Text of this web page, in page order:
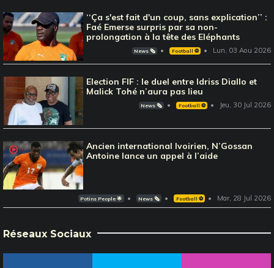
‘‘Ça s'est fait d'un coup, sans explication’’ :
Faé Emerse surpris par sa non-
prolongation à la tête des Eléphants
News 🗞️ Football ⚽️ Lun, 03 Aou 2026
Election FIF : le duel entre Idriss Diallo et
Malick Tohé n’aura pas lieu
News 🗞️ Football ⚽️ Jeu, 30 Jul 2026
Ancien international Ivoirien, N’Gossan
Antoine lance un appel à l’aide
Potins People 🌟 News 🗞️ Football ⚽️ Mar, 28 Jul 2026
Réseaux Sociaux